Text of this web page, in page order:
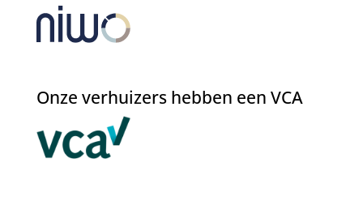
Onze verhuizers hebben een VCA